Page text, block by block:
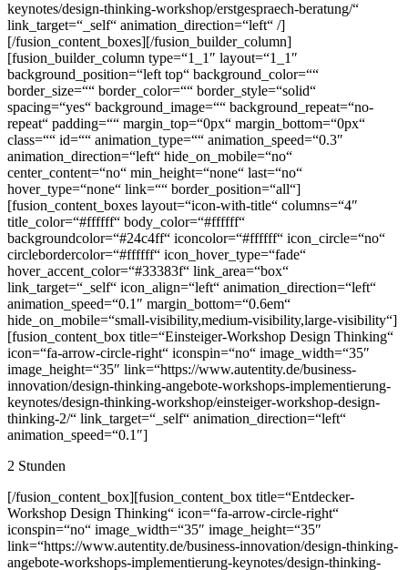
keynotes/design-thinking-workshop/erstgespraech-beratung/“
link_target=“_self“ animation_direction=“left“ /]
[/fusion_content_boxes][/fusion_builder_column]
[fusion_builder_column type=“1_1″ layout=“1_1″
background_position=“left top“ background_color=““
border_size=““ border_color=““ border_style=“solid“
spacing=“yes“ background_image=““ background_repeat=“no-
repeat“ padding=““ margin_top=“0px“ margin_bottom=“0px“
class=““ id=““ animation_type=““ animation_speed=“0.3″
animation_direction=“left“ hide_on_mobile=“no“
center_content=“no“ min_height=“none“ last=“no“
hover_type=“none“ link=““ border_position=“all“]
[fusion_content_boxes layout=“icon-with-title“ columns=“4″
title_color=“#ffffff“ body_color=“#ffffff“
backgroundcolor=“#24c4ff“ iconcolor=“#ffffff“ icon_circle=“no“
circlebordercolor=“#ffffff“ icon_hover_type=“fade“
hover_accent_color=“#33383f“ link_area=“box“
link_target=“_self“ icon_align=“left“ animation_direction=“left“
animation_speed=“0.1″ margin_bottom=“0.6em“
hide_on_mobile=“small-visibility,medium-visibility,large-visibility“]
[fusion_content_box title=“Einsteiger-Workshop Design Thinking“
icon=“fa-arrow-circle-right“ iconspin=“no“ image_width=“35″
image_height=“35″ link=“https://www.autentity.de/business-
innovation/design-thinking-angebote-workshops-implementierung-
keynotes/design-thinking-workshop/einsteiger-workshop-design-
thinking-2/“ link_target=“_self“ animation_direction=“left“
animation_speed=“0.1″]
2 Stunden
[/fusion_content_box][fusion_content_box title=“Entdecker-
Workshop Design Thinking“ icon=“fa-arrow-circle-right“
iconspin=“no“ image_width=“35″ image_height=“35″
link=“https://www.autentity.de/business-innovation/design-thinking-
angebote-workshops-implementierung-keynotes/design-thinking-